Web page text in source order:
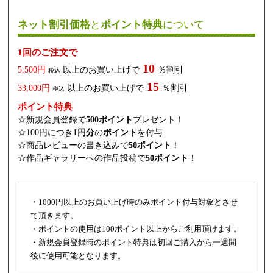
ネット割引価格とポイント特典について
1回のご注文で
5,500円 税込 以上のお買い上げで 10 ％割引
33,000円 税込 以上のお買い上げで 15 ％割引
ポイント特典
☆新規会員登録で500ポイント プレゼント！
☆100円につき 1円分のポイント を付与
☆商品レビューの書き込みで50ポイント ！
☆作品ギャラリーへの作品投稿で50ポイント ！
・1000円以上のお買い上げ時のみポイント付与対象とさせ
て頂きます。
・ポイントの使用は100ポイント以上からご利用頂けます。
・新規会員登録時のポイント特典は初回ご購入から一週間
後に使用可能となります。